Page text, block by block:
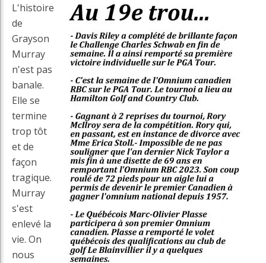
L'histoire
de
Grayson
Murray
n'est pas
banale.
Elle se
termine
trop tôt
et de
façon
tragique.
Murray
s'est
enlevé la
vie. On
nous